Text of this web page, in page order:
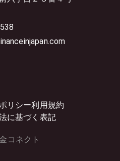
リシー利用規約
に基づく表記
コネクト